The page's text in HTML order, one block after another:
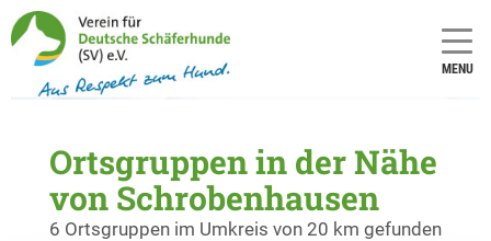
MENU
Ortsgruppen in der Nähe
von Schrobenhausen
6 Ortsgruppen im Umkreis von 20 km gefunden